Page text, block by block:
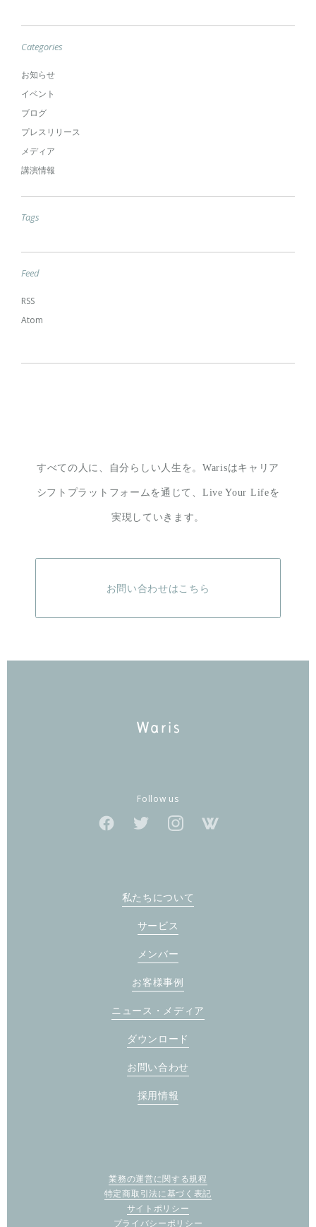
Categories
お知らせ
イベント
ブログ
プレスリリース
メディア
講演情報
Tags
Feed
RSS
Atom
すべての人に、自分らしい人生を。Warisはキャリア
シフトプラットフォームを通じて、 Live Your Lifeを
実現していきます。
お問い合わせはこちら
Follow us
私たちについて
サービス
メンバー
お客様事例
ニュース・メディア
ダウンロード
お問い合わせ
採用情報
業務の運営に関する規程
特定商取引法に基づく表記
サイトポリシー
プライバシーポリシー